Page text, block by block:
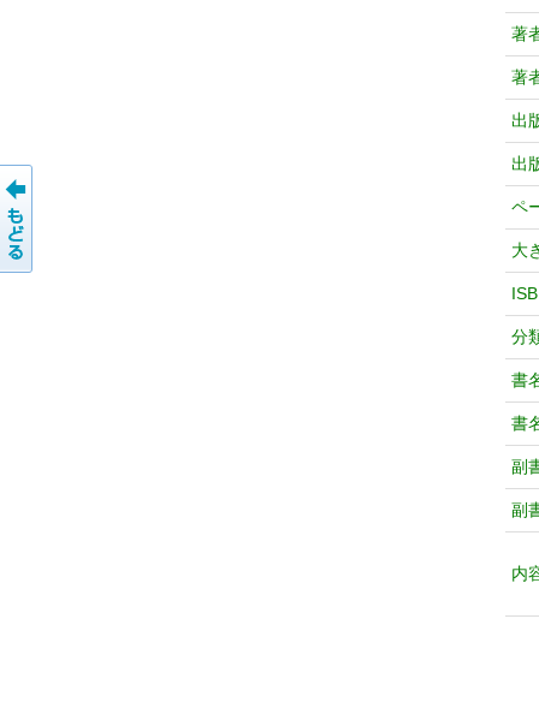
著
著
出
出
ペ
大
分
書
書
副
副
内